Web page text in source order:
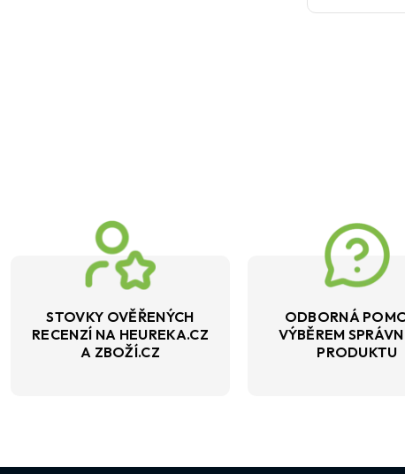
STOVKY OVĚŘENÝCH
RECENZÍ NA HEUREKA.CZ
A ZBOŽÍ.CZ
ODBORNÁ
VÝBĚREM
PRODUKTU